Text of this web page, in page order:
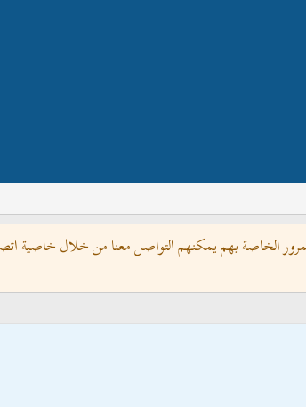
الخاصة بهم يمكنهم التواصل معنا من خلال خاصية